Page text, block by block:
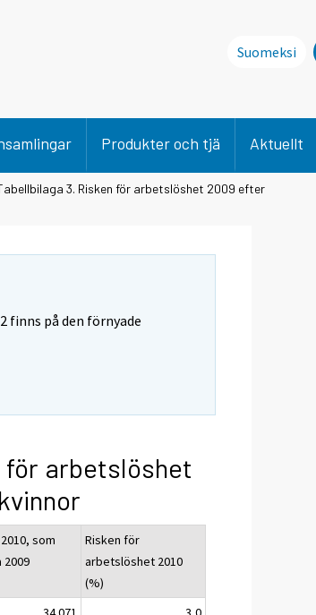
Suomeksi
Produkter och tjä Aktuellt
3. Risken för arbetslöshet 2009 efter
finns på den förnyade
för arbetslöshet
som
Risken för
arbetslöshet 2010
(%)